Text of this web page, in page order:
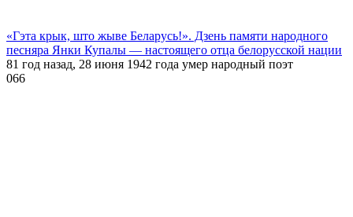
«Гэта крык, што жыве Беларусь!». Дзень памяти народного
песняра Янки Купалы — настоящего отца белорусской нации
81 год назад, 28 июня 1942 года умер народный поэт
066